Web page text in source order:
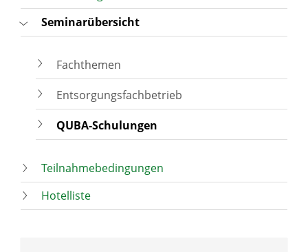
Seminarübersicht
Fachthemen
Entsorgungsfachbetrieb
QUBA-Schulungen
Teilnahmebedingungen
Hotelliste